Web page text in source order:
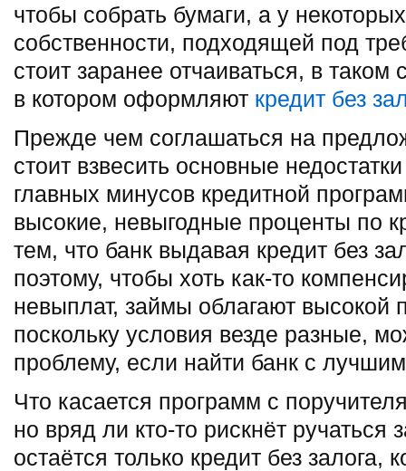
чтобы собрать бумаги, а у
собственности, подходящей под
стоит заранее отчаиваться, в
в котором оформляют кредит без
Прежде чем соглашаться на
стоит взвесить основные
главных минусов кредитной
высокие, невыгодные проценты по
тем, что банк выдавая кредит без
поэтому, чтобы хоть как-то
невыплат, займы облагают высокой
поскольку условия везде разные,
проблему, если найти банк с
Что касается программ с
но вряд ли кто-то рискнёт ручаться
остаётся только кредит без залога,